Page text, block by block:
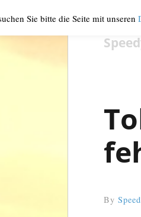
By
Sie bitte die Seite mit unseren